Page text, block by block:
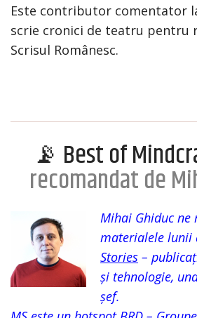
Este contributor comentator
scrie cronici de teatru pentru
Scrisul Românesc.
📡 Best of
recomandat de
Mihai Ghiduc ne
materialele lunii
Stories –
și tehnologie,
șef.